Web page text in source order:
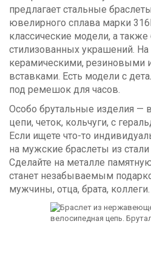
предлагает стальные
ювелирного сплава марки
классические модели, а
стилизованных украшений.
керамическими, резиновыми
вставками. Есть модели с
под ремешок для часов.
Особо брутальные изделия —
цепи, четок, кольчуги, с
Если ищете что-то
на мужские браслеты из
Сделайте на металле
станет незабываемым
мужчины, отца, брата, коллеги.